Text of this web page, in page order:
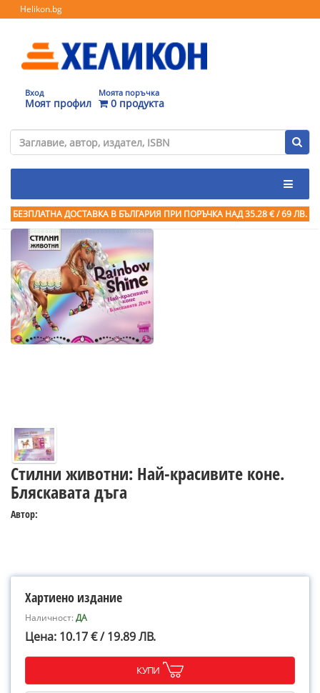
Helikon.bg
Вход
Моят профил
Моята поръчка
0 продукта
БЕЗПЛАТНА ДОСТАВКА В БЪЛГАРИЯ ПРИ ПОРЪЧКА НАД 35.28 € / 69 ЛВ.
Стилни животни: Най-красивите коне.
Бляскавата дъга
Автор:
Хартиено издание
Наличност:ДА
Цена: 10.17 € / 19.89 ЛВ.
КУПИ